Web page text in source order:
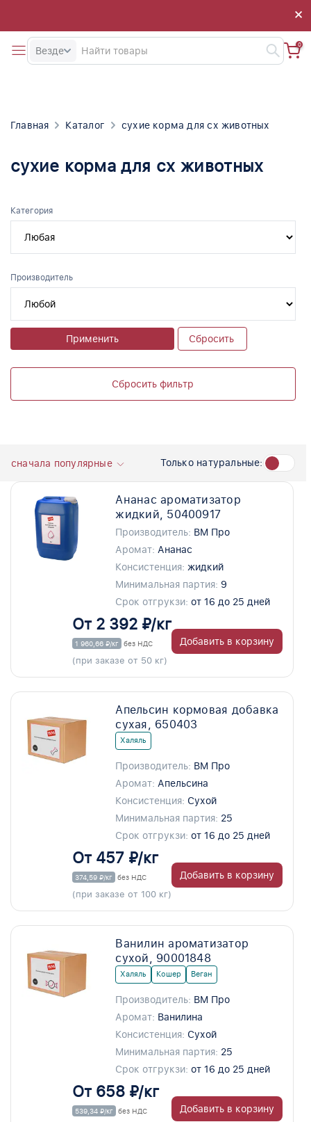
×
×
Везде
0
Главная Каталог сухие корма для сх животных
сухие корма для сх животных
Категория
Производитель
Применить Сбросить
Сбросить фильтр
сначала популярные Только натуральные:
Ананас ароматизатор
жидкий, 50400917
Производитель: ВМ Про
Аромат: Ананас
Консистенция: жидкий
Минимальная партия: 9
Срок отгрукзи: от 16 до 25 дней
От 2 392 ₽/кг
1 960,66 ₽/кг без НДС
(при заказе от 50 кг)
Добавить в корзину
Апельсин кормовая добавка
сухая, 650403
Халяль
Производитель: ВМ Про
Аромат: Апельсина
Консистенция: Сухой
Минимальная партия: 25
Срок отгрукзи: от 16 до 25 дней
От 457 ₽/кг
374,59 ₽/кг без НДС
(при заказе от 100 кг)
Добавить в корзину
Ванилин ароматизатор
сухой, 90001848
Халяль Кошер Веган
Производитель: ВМ Про
Аромат: Ванилина
Консистенция: Сухой
Минимальная партия: 25
Срок отгрукзи: от 16 до 25 дней
От 658 ₽/кг
539,34 ₽/кг без НДС Добавить в корзину